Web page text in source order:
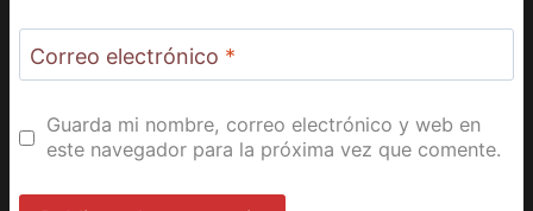
Correo electrónico *
Guarda mi nombre, correo electrónico y web en
este navegador para la próxima vez que comente.